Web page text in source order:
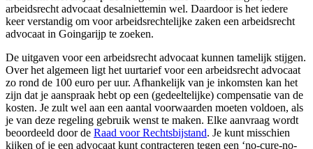
arbeidsrecht advocaat desalniettemin wel. Daardoor is het iedere
keer verstandig om voor arbeidsrechtelijke zaken een arbeidsrecht
advocaat in Goingarijp te zoeken.
De uitgaven voor een arbeidsrecht advocaat kunnen tamelijk stijgen.
Over het algemeen ligt het uurtarief voor een arbeidsrecht advocaat
zo rond de 100 euro per uur. Afhankelijk van je inkomsten kan het
zijn dat je aanspraak hebt op een (gedeeltelijke) compensatie van de
kosten. Je zult wel aan een aantal voorwaarden moeten voldoen, als
je van deze regeling gebruik wenst te maken. Elke aanvraag wordt
beoordeeld door de Raad voor Rechtsbijstand. Je kunt misschien
kijken of je een advocaat kunt contracteren tegen een ‘no-cure-no-